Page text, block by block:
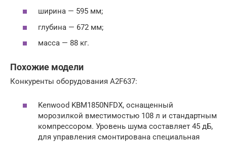
ширина — 595 мм;
глубина — 672 мм;
масса — 88 кг.
Похожие модели
Конкуренты оборудования A2F637:
Kenwood KBM1850NFDX, оснащенный
морозилкой вместимостью 108 л и стандартным
компрессором. Уровень шума составляет 45 дБ,
для управления смонтирована специальная